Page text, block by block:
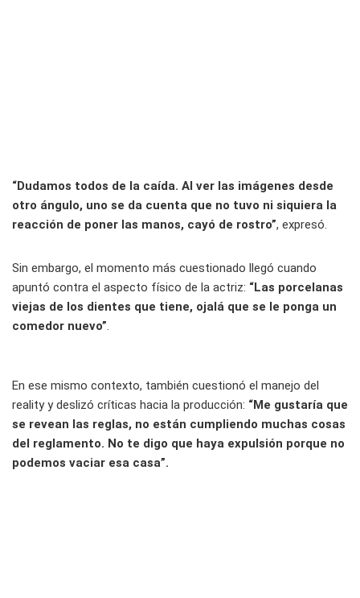
“Dudamos todos de la caída. Al ver las imágenes desde
otro ángulo, uno se da cuenta que no tuvo ni siquiera la
reacción de poner las manos, cayó de rostro”, expresó.
Sin embargo, el momento más cuestionado llegó cuando
apuntó contra el aspecto físico de la actriz: “Las porcelanas
viejas de los dientes que tiene, ojalá que se le ponga un
comedor nuevo”.
En ese mismo contexto, también cuestionó el manejo del
reality y deslizó críticas hacia la producción: “Me gustaría que
se revean las reglas, no están cumpliendo muchas cosas
del reglamento. No te digo que haya expulsión porque no
podemos vaciar esa casa”.